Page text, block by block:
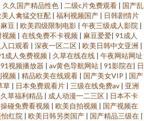
久久国产精品性色 | 二级c片免费观看 | 国产乱
美人禽猛交狂配 | 福利视频国产 | 日韩剧情片
豆 | 欧美四级限制电影 | 午夜三级成人影院 |
视频 | 在线免费不卡视频 | 麻豆爱爱| 91成人
口观看 | 深夜一区二区 | 欧美日韩中文亚洲 |
成人免费视频 | 久草在线在线 | 午夜网站网址
91视频播放器 | av黄色导航网站 | 91影院在| 日
视频 | 精品欧美在线观看 | 国产美女VIP | 国产
草 | 日本免费观看片 | 三级在线免费av | 亚洲
久草福利精品 | 成人动漫一二三区 | 日本不卡
操碰免费看视频 | 欧美自拍视频 | 国产视频在
红院 | 欧美日韩另类国产 | 国产精品三级在 |